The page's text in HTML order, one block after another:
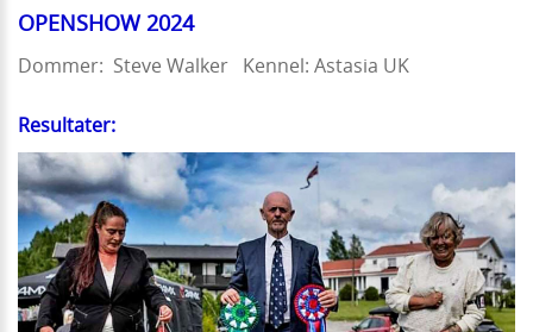
OPENSHOW 2024
Dommer: Steve Walker Kennel: Astasia UK
Resultater: